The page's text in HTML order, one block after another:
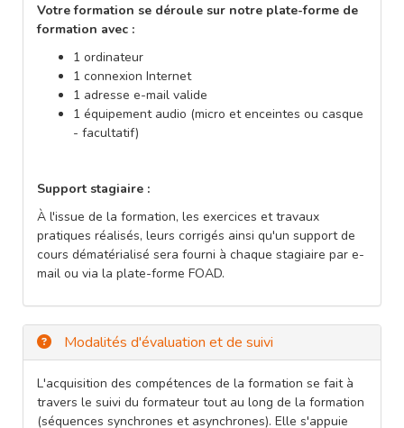
Votre formation se déroule sur notre plate-forme de
formation avec :
1 ordinateur
1 connexion Internet
1 adresse e-mail valide
1 équipement audio (micro et enceintes ou casque
- facultatif)
Support stagiaire :
À l'issue de la formation, les exercices et travaux
pratiques réalisés, leurs corrigés ainsi qu'un support de
cours dématérialisé sera fourni à chaque stagiaire par e-
mail ou via la plate-forme FOAD.
Modalités d'évaluation et de suivi
L'acquisition des compétences de la formation se fait à
travers le suivi du formateur tout au long de la formation
(séquences synchrones et asynchrones). Elle s'appuie